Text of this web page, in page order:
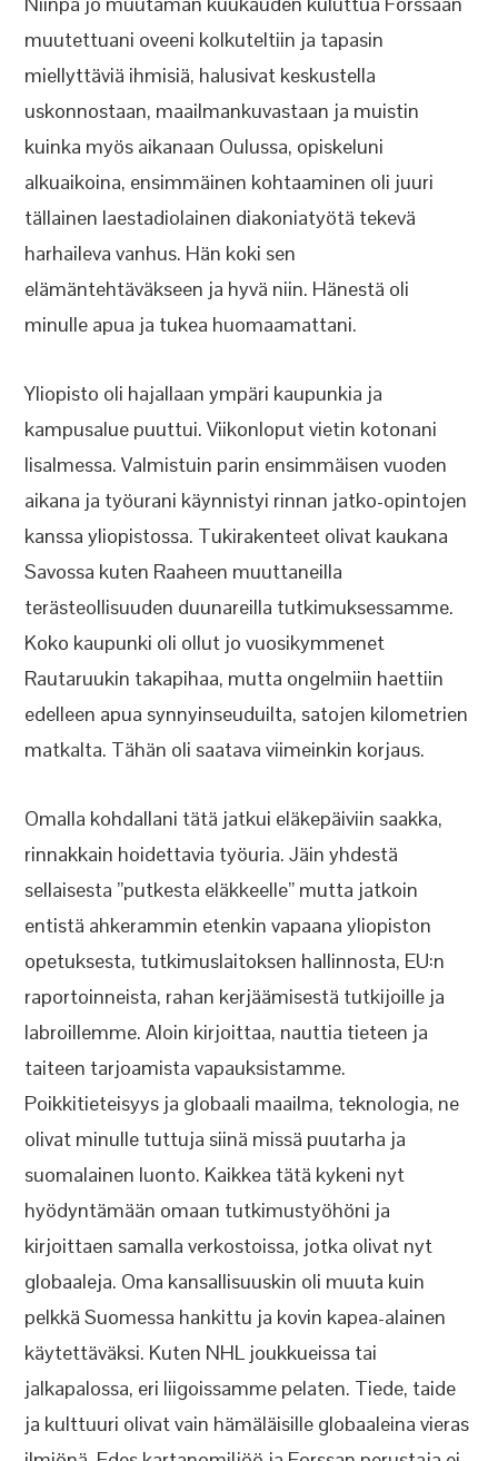
muutettuani oveeni kolkuteltiin ja tapasin
miellyttäviä ihmisiä, halusivat keskustella
uskonnostaan, maailmankuvastaan ja muistin
kuinka myös aikanaan Oulussa, opiskeluni
alkuaikoina, ensimmäinen kohtaaminen oli juuri
tällainen laestadiolainen diakoniatyötä tekevä
harhaileva vanhus. Hän koki sen
elämäntehtäväkseen ja hyvä niin. Hänestä oli
minulle apua ja tukea huomaamattani.
Yliopisto oli hajallaan ympäri kaupunkia ja
kampusalue puuttui. Viikonloput vietin kotonani
Iisalmessa. Valmistuin parin ensimmäisen vuoden
aikana ja työurani käynnistyi rinnan jatko-opintojen
kanssa yliopistossa. Tukirakenteet olivat kaukana
Savossa kuten Raaheen muuttaneilla
terästeollisuuden duunareilla tutkimuksessamme.
Koko kaupunki oli ollut jo vuosikymmenet
Rautaruukin takapihaa, mutta ongelmiin haettiin
edelleen apua synnyinseuduilta, satojen kilometrien
matkalta. Tähän oli saatava viimeinkin korjaus.
Omalla kohdallani tätä jatkui eläkepäiviin saakka,
rinnakkain hoidettavia työuria. Jäin yhdestä
sellaisesta ”putkesta eläkkeelle” mutta jatkoin
entistä ahkerammin etenkin vapaana yliopiston
opetuksesta, tutkimuslaitoksen hallinnosta, EU:n
raportoinneista, rahan kerjäämisestä tutkijoille ja
labroillemme. Aloin kirjoittaa, nauttia tieteen ja
taiteen tarjoamista vapauksistamme.
Poikkitieteisyys ja globaali maailma, teknologia, ne
olivat minulle tuttuja siinä missä puutarha ja
suomalainen luonto. Kaikkea tätä kykeni nyt
hyödyntämään omaan tutkimustyöhöni ja
kirjoittaen samalla verkostoissa, jotka olivat nyt
globaaleja. Oma kansallisuuskin oli muuta kuin
pelkkä Suomessa hankittu ja kovin kapea-alainen
käytettäväksi. Kuten NHL joukkueissa tai
jalkapalossa, eri liigoissamme pelaten. Tiede, taide
ja kulttuuri olivat vain hämäläisille globaaleina vieras